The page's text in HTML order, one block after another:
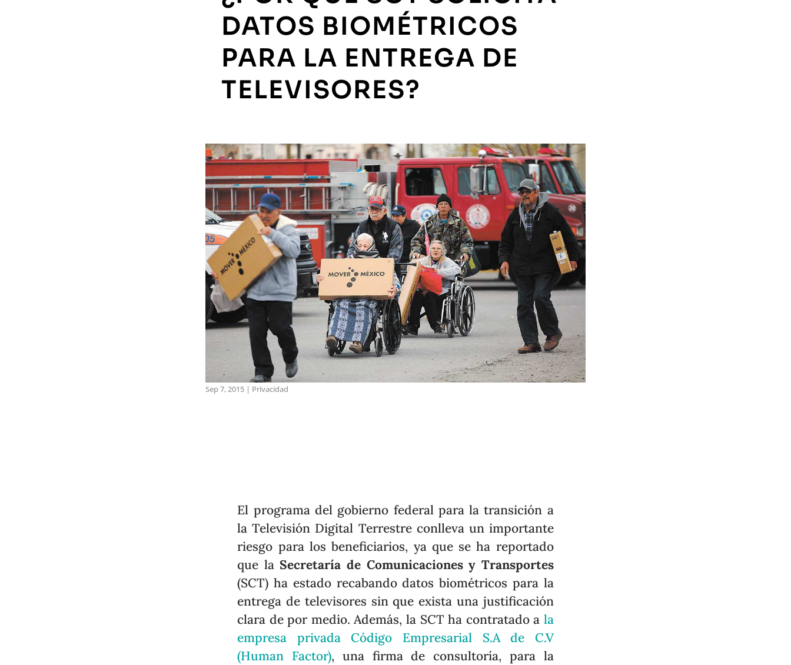
DATOS BIOMÉTRICOS
PARA LA ENTREGA DE
TELEVISORES?
Sep 7, 2015 | Privacidad
El programa del gobierno federal para la transición a
la Televisión Digital Terrestre conlleva un importante
riesgo para los beneficiarios, ya que se ha reportado
que la Secretaría de Comunicaciones y Transportes
(SCT) ha estado recabando datos biométricos para la
entrega de televisores sin que exista una justificación
clara de por medio. Además, la SCT ha contratado a la
empresa privada Código Empresarial S.A de C.V
(Human Factor), una firma de consultoría, para la